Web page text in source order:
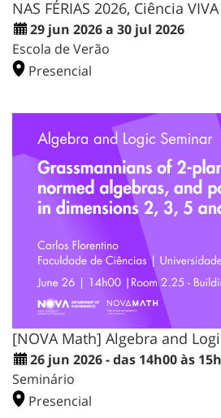
NAS FÉRIAS 2026, Ciência VIVA
29 jun 2026 a 30 jul 2026
Escola de Verão
Presencial
[NOVA Math] Algebra and
26 jun 2026 - das 14h00 às
Seminário
Presencial